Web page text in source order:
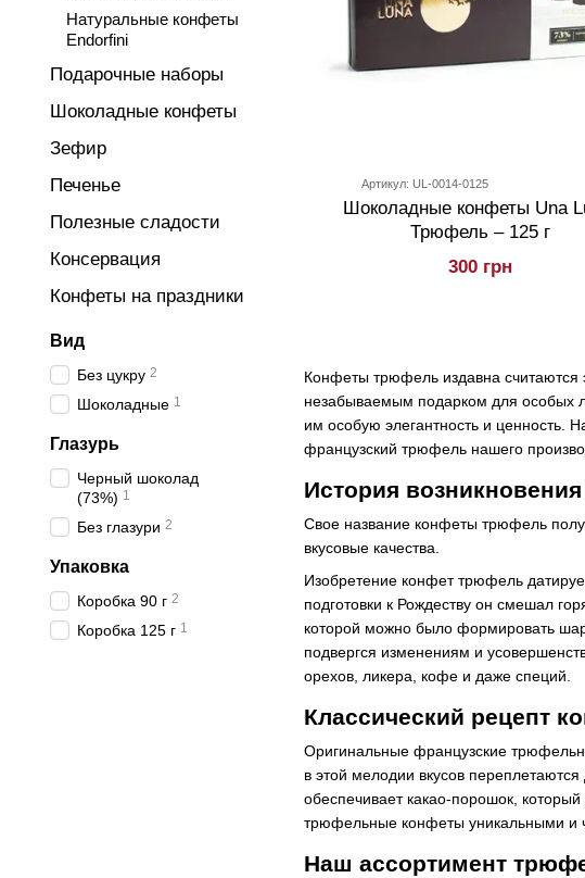
Конфеты трюфель издавна
незабываемым подарком для особых
им особую элегантность и ценность.
французский трюфель нашего
История
Свое название конфеты трюфель
вкусовые качества.
Изобретение конфет трюфель
подготовки к Рождеству он смешал
которой можно было формировать
подвергся изменениям и
орехов, ликера, кофе и даже специй.
Классический рецепт
Оригинальные французские
в этой мелодии вкусов
обеспечивает какао-порошок,
трюфельные конфеты уникальными и
Наш ассортимент
Артикул: UL-0014-0125
Шоколадные конфеты Una
Трюфель – 125 г
300 грн
Натуральные конфеты
Endorfini
Подарочные наборы
Шоколадные конфеты
Зефир
Печенье
Полезные сладости
Консервация
Конфеты на праздники
Вид
Без цукру 2
Шоколадные 1
Глазурь
Черный шоколад
(73%) 1
Без глазури 2
Упаковка
Коробка 90 г 2
Коробка 125 г 1